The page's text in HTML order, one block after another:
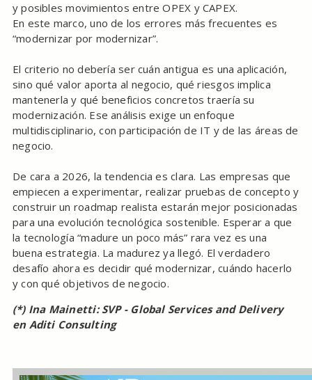
y posibles movimientos entre OPEX y CAPEX.
En este marco, uno de los errores más frecuentes es
“modernizar por modernizar”.
El criterio no debería ser cuán antigua es una aplicación,
sino qué valor aporta al negocio, qué riesgos implica
mantenerla y qué beneficios concretos traería su
modernización. Ese análisis exige un enfoque
multidisciplinario, con participación de IT y de las áreas de
negocio.
De cara a 2026, la tendencia es clara. Las empresas que
empiecen a experimentar, realizar pruebas de concepto y
construir un roadmap realista estarán mejor posicionadas
para una evolución tecnológica sostenible. Esperar a que
la tecnología “madure un poco más” rara vez es una
buena estrategia. La madurez ya llegó. El verdadero
desafío ahora es decidir qué modernizar, cuándo hacerlo
y con qué objetivos de negocio.
(*) Ina Mainetti: SVP - Global Services and Delivery
en Aditi Consulting